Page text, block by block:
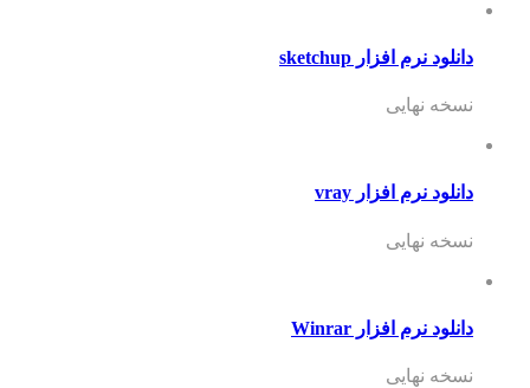
دانلود نرم افزار sketchup
نسخه نهایی
دانلود نرم افزار vray
نسخه نهایی
دانلود نرم افزار Winrar
نسخه نهایی